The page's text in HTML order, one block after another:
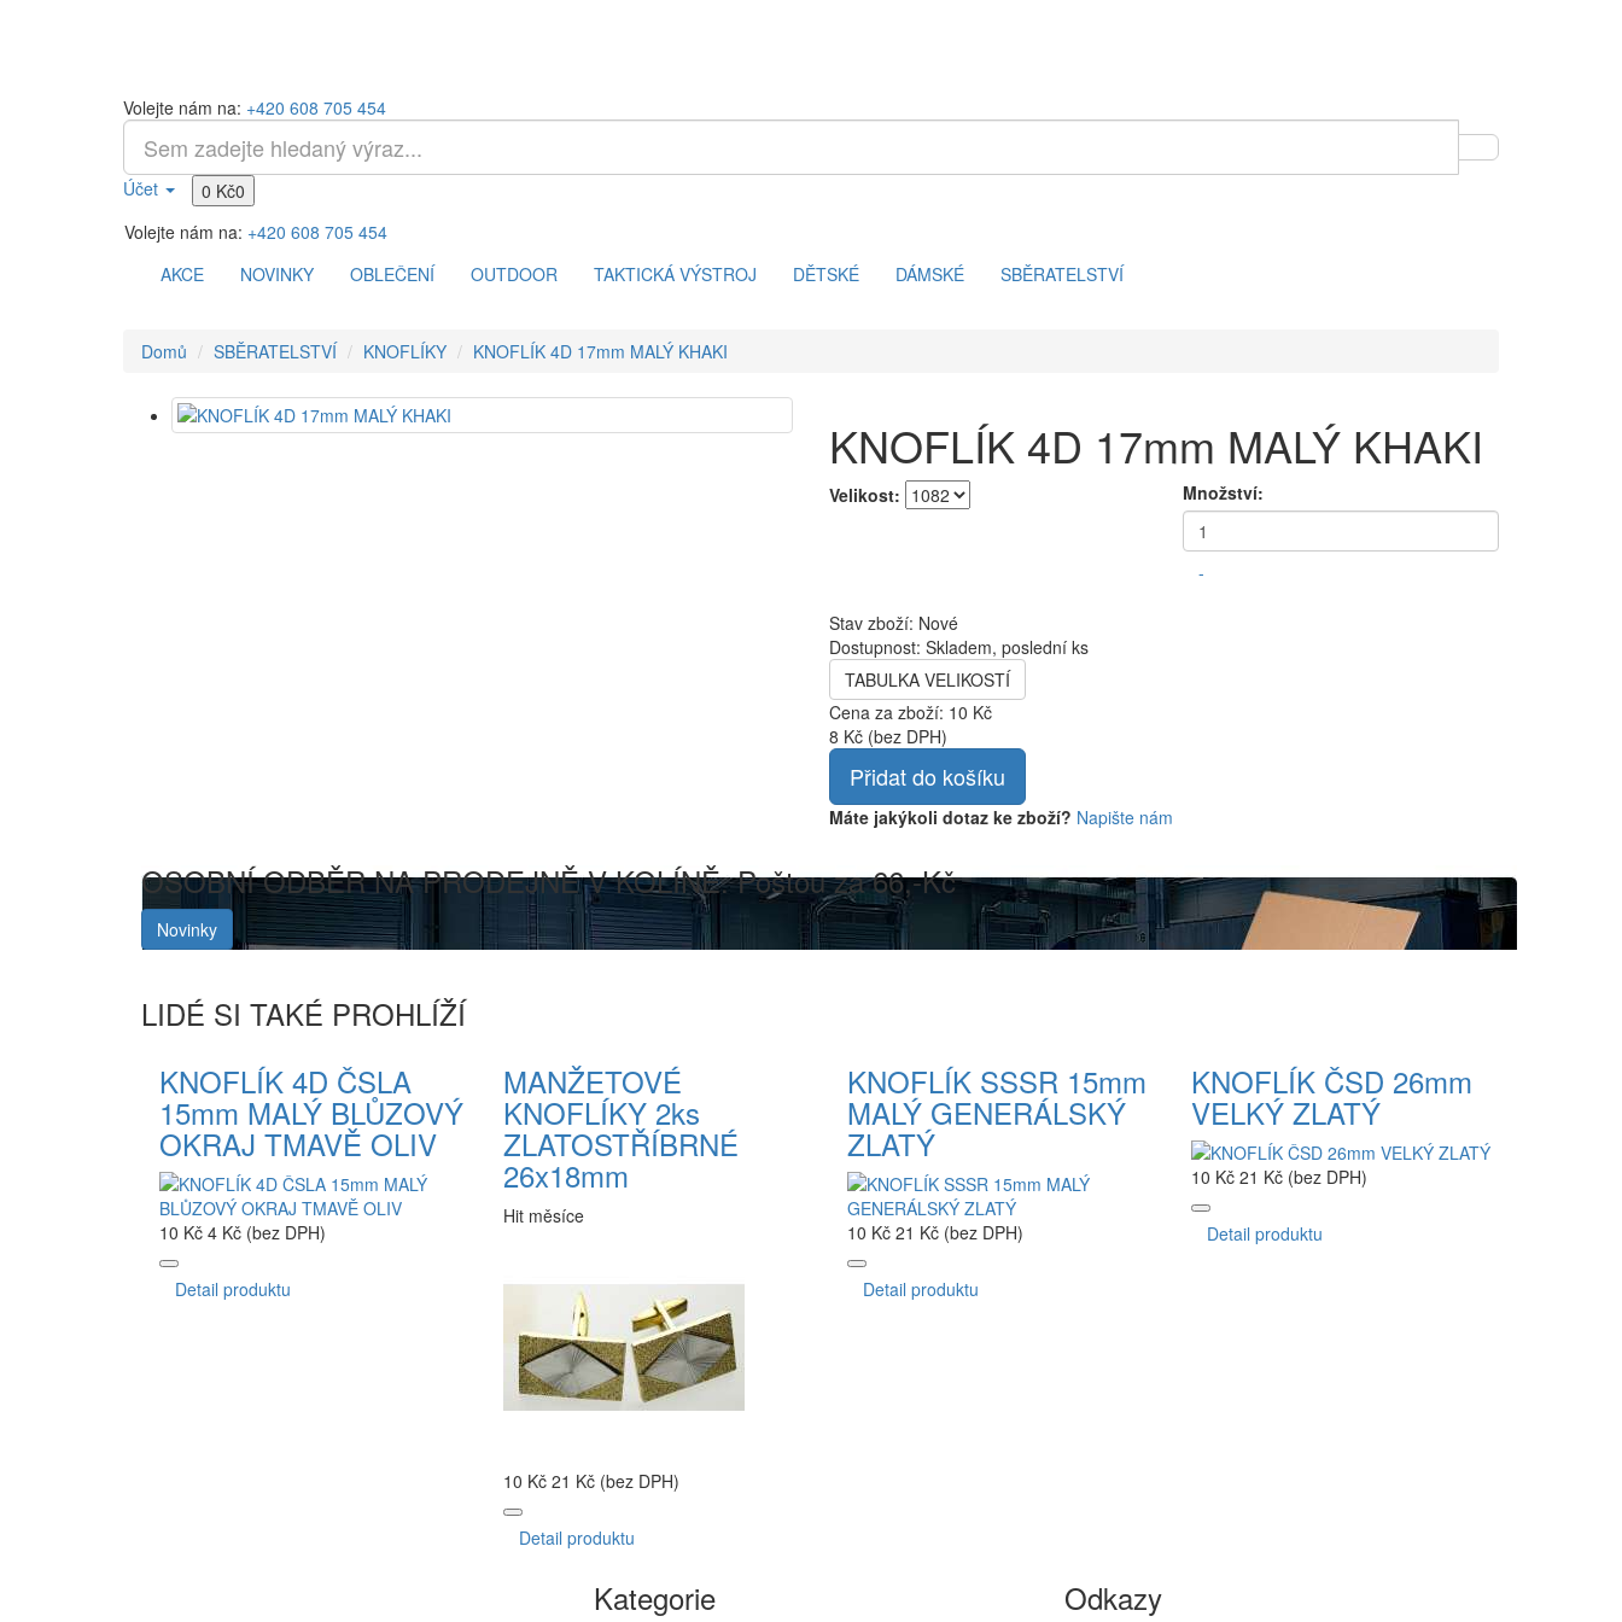
Volejte nám na: +420 608 705 454
Účet 0 Kč0
Volejte nám na: +420 608 705 454
AKCE
NOVINKY OBLEČENÍ OUTDOOR TAKTICKÁ VÝSTROJ DĚTSKÉ DÁMSKÉ SBĚRATELSTVÍ
Domů SBĚRATELSTVÍ KNOFLÍKY KNOFLÍK 4D 17mm MALÝ KHAKI
KNOFLÍK 4D 17mm MALÝ KHAKI
Velikost: Množství:
-
Stav zboží: Nové
Dostupnost: Skladem, poslední ks
TABULKA VELIKOSTÍ
Cena za zboží: 10 Kč
8 Kč (bez DPH)
Přidat do košíku
Máte jakýkoli dotaz ke zboží? Napište nám
OSOBNÍ ODBĚR NA PRODEJNĚ V KOLÍNĚ. Poštou za 66,-Kč
Novinky
LIDÉ SI TAKÉ PROHLÍŽÍ
KNOFLÍK 4D ČSLA
15mm MALÝ BLŮZOVÝ
OKRAJ TMAVĚ OLIV
10 Kč 4 Kč (bez DPH)
Detail produktu
MANŽETOVÉ
KNOFLÍKY 2ks
ZLATOSTŘÍBRNÉ
26x18mm
Hit měsíce
10 Kč 21 Kč (bez DPH)
Detail produktu
KNOFLÍK SSSR 15mm
MALÝ GENERÁLSKÝ
ZLATÝ
10 Kč 21 Kč (bez DPH)
Detail produktu
KNOFLÍK ČSD 26mm
VELKÝ ZLATÝ
10 Kč 21 Kč (bez DPH)
Detail produktu
Kategorie Odkazy